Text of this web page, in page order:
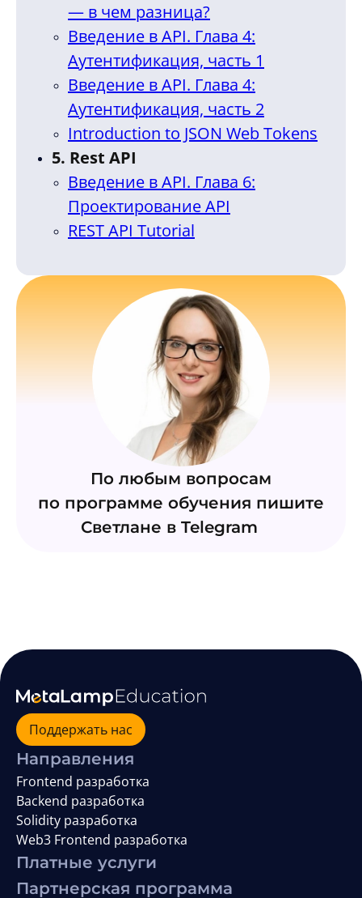
— в чем разница?
Введение в API. Глава 4:
Аутентификация, часть 1
Введение в API. Глава 4:
Аутентификация, часть 2
Introduction to JSON Web Tokens
5. Rest API
Введение в API. Глава 6:
Проектирование API
REST API Tutorial
По любым вопросам
по программе обучения пишите
Светлане в Telegram
Поддержать нас
Направления
Frontend разработка
Backend разработка
Solidity разработка
Web3 Frontend разработка
Платные услуги
Партнерская программа